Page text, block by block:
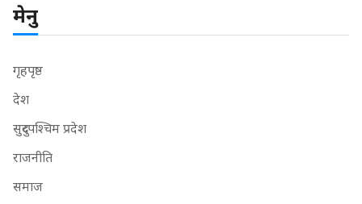
मेनु
गृहपृष्ठ
देश
सुदुरपश्चिम प्रदेश
राजनीति
समाज